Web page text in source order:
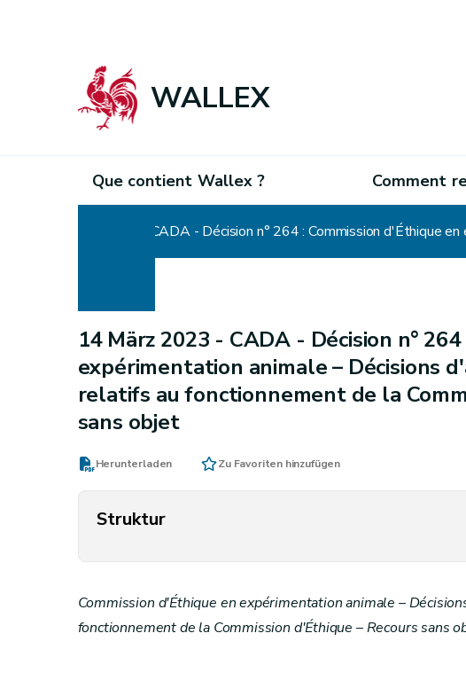
WALLEX
Que contient Wallex ? Comment
14 März 2023 - CADA - Décision n°
expérimentation animale – Décisions
relatifs au fonctionnement de la
sans objet
Herunterladen Zu Favoriten hinzufügen
Struktur
Commission d'Éthique en expérimentation animale –
fonctionnement de la Commission d'Éthique – Recours sans